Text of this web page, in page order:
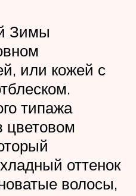
Зимы
или кожей с
типажа
цветовом
оттенок
волосы,